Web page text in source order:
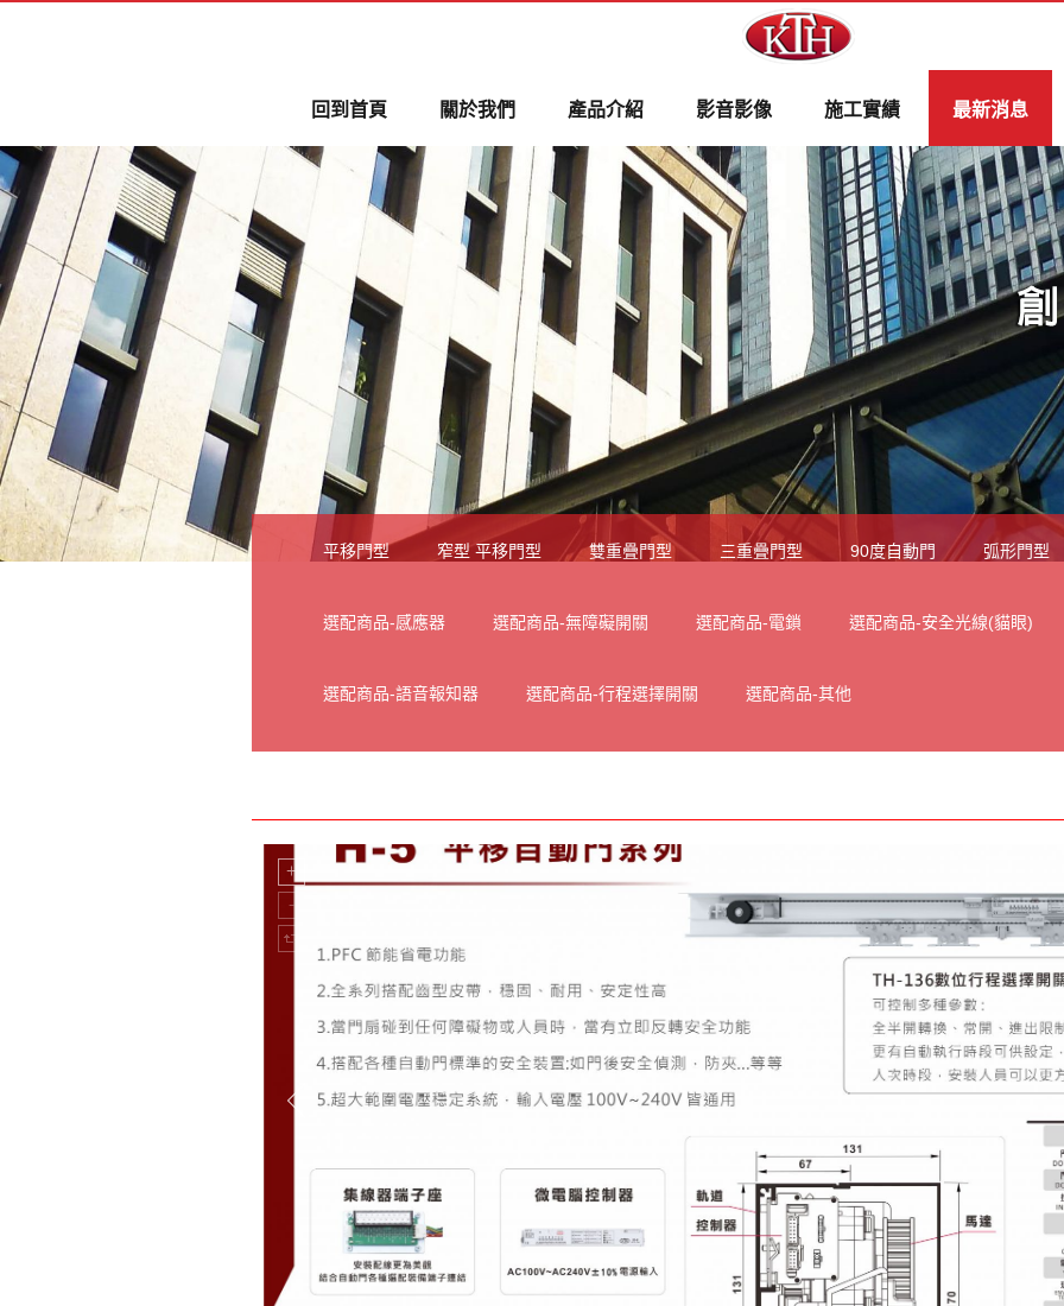
回到首頁 關於我們 產品介紹 影音影像 施工實績 最新消息
平移門型 窄型 平移門型 雙重疊門型 三重疊門型 90度自動門 弧形門型
選配商品-感應器 選配商品-無障礙開關 選配商品-電鎖 選配商品-安全光線(貓眼)
選配商品-語音報知器 選配商品-行程選擇開關 選配商品-其他